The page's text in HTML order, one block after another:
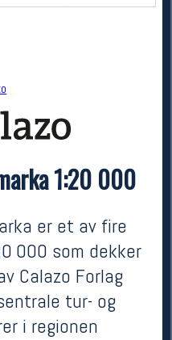
1:20 000
er et av fire
000 som dekker
Calazo Forlag
tur- og
i regionen